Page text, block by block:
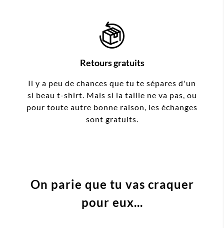
Retours gratuits
Il y a peu de chances que tu te sépares d'un
si beau t-shirt. Mais si la taille ne va pas, ou
pour toute autre bonne raison, les échanges
sont gratuits.
On parie que tu vas craquer
pour eux...